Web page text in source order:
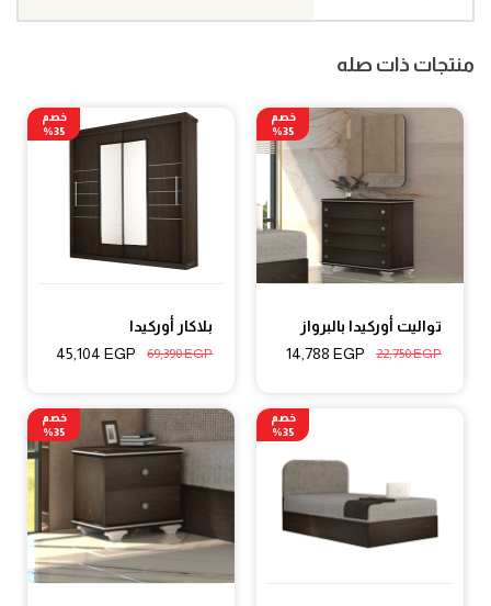
منتجات ذات صله
تواليت أوركيدا بالبرواز
22,750EGP
14,788 EGP
خصم
35%
بلاكار أوركيدا
69,390EGP
45,104 EGP
خصم
35%
خصم
35%
خصم
35%